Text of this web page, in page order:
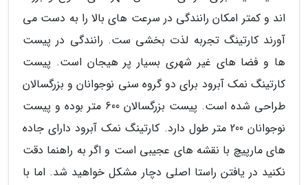
اند و کمتر امکان رانندگی در سرعت های بالا را به دست می
آورند کارتینگ تجربه لذت بخشی ست. رانندگی در پیست
ها و فضا های غیر شهری بسیار پر هیجان است. پیست
کارتینگ نمک آبرود برای دو گروه سنی نوجوانان و بزرگسالان
طراحی شده است. پیست بزرگسالان 600 متر بوده و پیست
نوجوانان 200 متر طول دارد. کارتینگ نمک آبرود دارای جاده
های مارپیچ با نقشه های عجیبی است و اگر به راهنما دقت
نکنید در یافتن راستا اصلی دچار مشکل خواهید شد. اما با